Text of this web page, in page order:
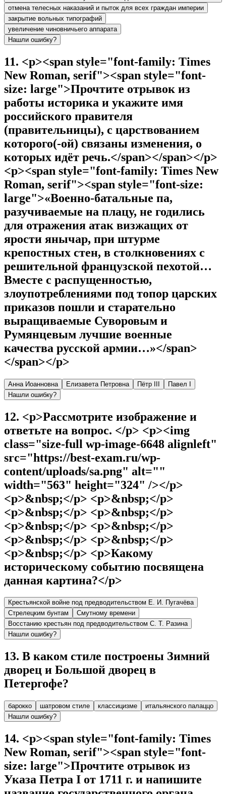
отмена телесных наказаний и пыток для всех граждан империи
закрытие вольных типографий
увеличение чиновничьего аппарата
Нашли ошибку?
11. <p><span style="font-family: Times
New Roman, serif"><span style="font-
size: large">Прочтите отрывок из
работы историка и укажите имя
российского правителя
(правительницы), с царствованием
которого(-ой) связаны изменения, о
которых идёт речь.</span></span></p>
<p><span style="font-family: Times New
Roman, serif"><span style="font-size:
large">«Военно-батальные па,
разучиваемые на плацу, не годились
для отражения атак визжащих от
ярости янычар, при штурме
крепостных стен, в столкновениях с
решительной французской пехотой…
Вместе с распущенностью,
злоупотреблениями под топор царских
приказов пошли и старательно
выращиваемые Суворовым и
Румянцевым лучшие военные
качества русской армии…»</span>
</span></p>
Анна Иоанновна Елизавета Петровна Пётр III
Павел I
Нашли ошибку?
12. <p>Рассмотрите изображение и
ответьте на вопрос. </p> <p><img
class="size-full wp-image-6648 alignleft"
src="https://best-exam.ru/wp-
content/uploads/sa.png" alt=""
width="563" height="324" /></p>
<p>&nbsp;</p> <p>&nbsp;</p>
<p>&nbsp;</p> <p>&nbsp;</p>
<p>&nbsp;</p> <p>&nbsp;</p>
<p>&nbsp;</p> <p>&nbsp;</p>
<p>&nbsp;</p> <p>Какому
историческому событию посвящена
данная картина?</p>
Крестьянской войне под предводительством Е. И. Пугачёва
Стрелецким бунтам
Смутному времени
Восстанию крестьян под предводительством С. Т. Разина
Нашли ошибку?
13. В каком стиле построены Зимний
дворец и Большой дворец в
Петергофе?
барокко шатровом стиле классицизме
итальянского палаццо
Нашли ошибку?
14. <p><span style="font-family: Times
New Roman, serif"><span style="font-
size: large">Прочтите отрывок из
Указа Петра I от 1711 г. и напишите